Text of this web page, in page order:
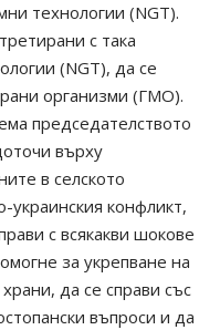
технологии (NGT).
с така
(NGT), да се
организми (ГМО).
председателството
върху
в селското
украинския конфликт,
с всякакви шокове
за укрепване на
да се справи със
въпроси и да